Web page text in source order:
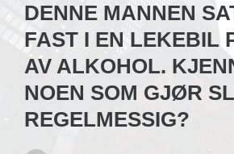
DENNE MANNEN
FAST I EN LEKEBIL
AV ALKOHOL.
NOEN SOM GJØR
REGELMESSIG?